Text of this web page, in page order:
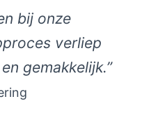
bij onze
verliep
gemakkelijk.”